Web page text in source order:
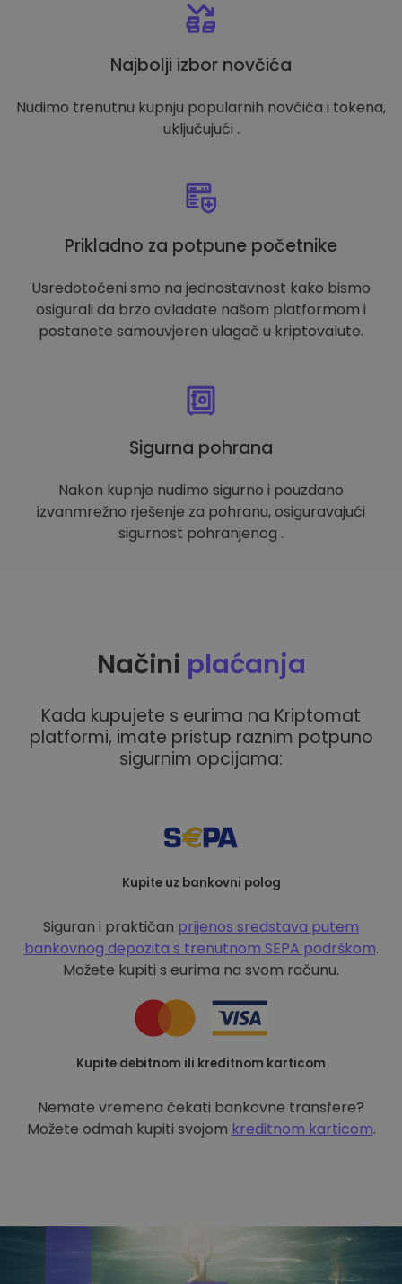
Najbolji izbor novčića
Nudimo trenutnu kupnju popularnih novčića i tokena,
uključujući .
Prikladno za potpune početnike
Usredotočeni smo na jednostavnost kako bismo
osigurali da brzo ovladate našom platformom i
postanete samouvjeren ulagač u kriptovalute.
Sigurna pohrana
Nakon kupnje nudimo sigurno i pouzdano
izvanmrežno rješenje za pohranu, osiguravajući
sigurnost pohranjenog .
Načini plaćanja
Kada kupujete s eurima na Kriptomat
platformi, imate pristup raznim potpuno
sigurnim opcijama:
Kupite uz bankovni polog
Siguran i praktičan prijenos sredstava putem
bankovnog depozita s trenutnom SEPA podrškom.
Možete kupiti s eurima na svom računu.
Kupite debitnom ili kreditnom karticom
Nemate vremena čekati bankovne transfere?
Možete odmah kupiti svojom kreditnom karticom.